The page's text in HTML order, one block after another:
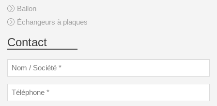
Ballon
Échangeurs à plaques
Contact